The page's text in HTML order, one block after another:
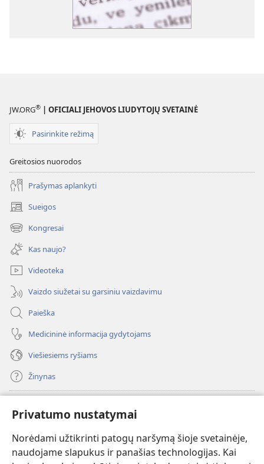
Privatumo nustatymai
Norėdami užtikrinti patogų naršymą šioje svetainėje,
naudojame slapukus ir panašias technologijas. Kai
JW.ORG® | OFICIALI JEHOVOS LIUDYTOJŲ SVETAINĖ
Pasirinkite režimą
Greitosios nuorodos
Prašymas aplankyti
Sueigos
(atsiveria
naujas
langas)
Kongresai
(atsiveria
naujas
langas)
Kas naujo?
Videoteka
Vaizdo siužetai su garsiniu vaizdavimu
Paieška
Medicininė informacija gydytojams
Viešiesiems ryšiams
Žinynas
(atsiveria
naujas
langas)Sargybos bokšto INTERNETINĖ BIBLIOTEKA
(atsiveria
naujas
®